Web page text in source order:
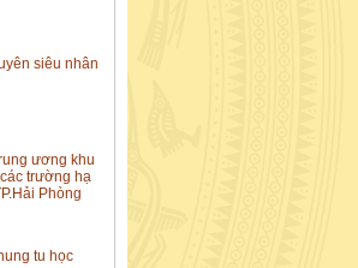
siêu nhân
ương khu
trường hạ
Phòng
tu học